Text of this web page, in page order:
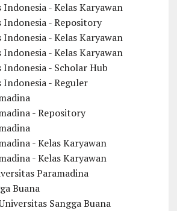
Indonesia - Kelas Karyawan
Indonesia - Repository
Indonesia - Kelas Karyawan
Indonesia - Kelas Karyawan
Indonesia - Scholar Hub
Indonesia - Reguler
- Repository
- Kelas Karyawan
- Kelas Karyawan
Paramadina
Buana
Sangga Buana